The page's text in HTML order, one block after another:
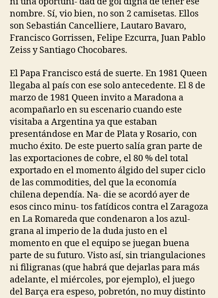
nombre. Sí, vio bien, no son 2 camisetas. Ellos
son Sebastián Cancelliere, Lautaro Bavaro,
Francisco Gorrissen, Felipe Ezcurra, Juan Pablo
Zeiss y Santiago Chocobares.
El Papa Francisco está de suerte. En 1981 Queen
llegaba al país con ese solo antecedente. El 8 de
marzo de 1981 Queen invito a Maradona a
acompañarlo en su escenario cuando este
visitaba a Argentina ya que estaban
presentándose en Mar de Plata y Rosario, con
mucho éxito. De este puerto salía gran parte de
las exportaciones de cobre, el 80 % del total
exportado en el momento álgido del super ciclo
de las commodities, del que la economía
chilena dependía. Na- die se acordó ayer de
esos cinco minu- tos fatídicos contra el Zaragoza
en La Romareda que condenaron a los azul-
grana al imperio de la duda justo en el
momento en que el equipo se juegan buena
parte de su futuro. Visto así, sin triangulaciones
ni filigranas (que habrá que dejarlas para más
adelante, el miércoles, por ejemplo), el juego
del Barça era espeso, pobretón, no muy distinto